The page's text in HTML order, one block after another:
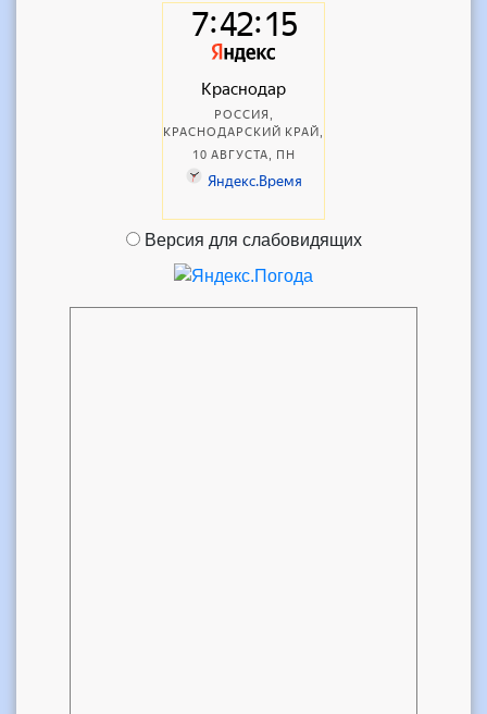
Версия для слабовидящих